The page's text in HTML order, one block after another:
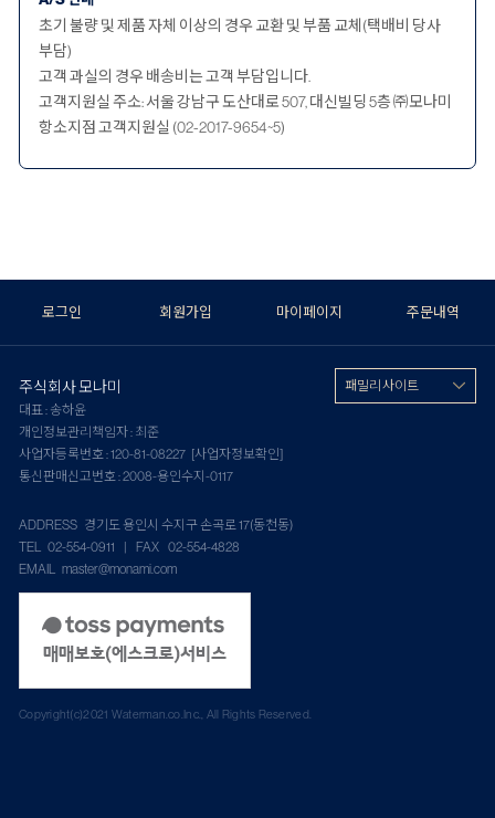
초기 불량 및 제품 자체 이상의 경우 교환 및 부품 교체(택배비 당사
부담)
고객 과실의 경우 배송비는 고객 부담입니다.
고객지원실 주소: 서울 강남구 도산대로 507, 대신빌딩 5층 ㈜모나미
항소지점 고객지원실 (02-2017-9654~5)
로그인 회원가입 마이페이지 주문내역
주식회사 모나미
대표 : 송하윤
개인정보관리책임자 : 최준
사업자등록번호 : 120-81-08227 [사업자정보확인]
통신판매신고번호 : 2008-용인수지-0117
ADDRESS 경기도 용인시 수지구 손곡로 17(동천동)
TEL 02-554-0911 | FAX 02-554-4828
EMAIL master@monami.com
패밀리 사이트
Copyright(c)2021 Waterman.co.Inc., All Rights Reserved.